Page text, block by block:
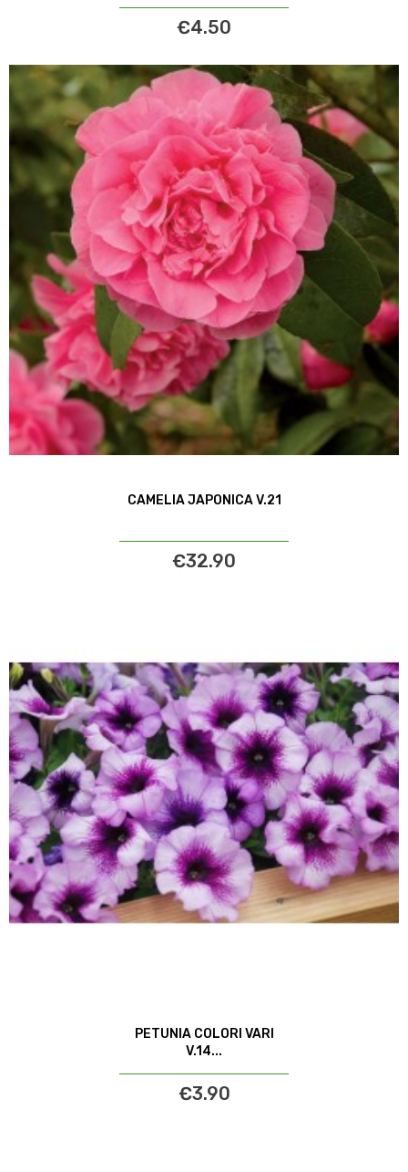
€4.50
CAMELIA JAPONICA V.21
€32.90
PETUNIA COLORI VARI
V.14...
€3.90